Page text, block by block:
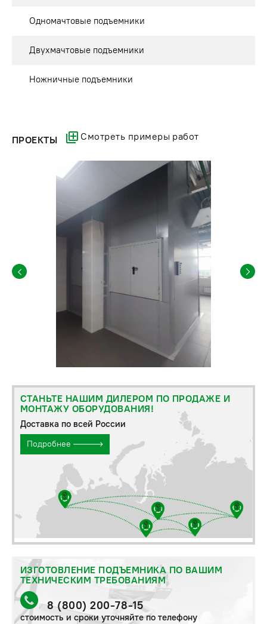
Одномачтовые подъемники
Двухмачтовые подъемники
Ножничные подъемники
ПРОЕКТЫ Смотреть примеры работ
СТАНЬТЕ НАШИМ ДИЛЕРОМ ПО ПРОДАЖЕ И
МОНТАЖУ ОБОРУДОВАНИЯ!
Доставка по всей России
Подробнее
ИЗГОТОВЛЕНИЕ ПОДЪЕМНИКА ПО ВАШИМ
ТЕХНИЧЕСКИМ ТРЕБОВАНИЯМ
8 (800) 200-78-15
стоимость и сроки уточняйте по телефону